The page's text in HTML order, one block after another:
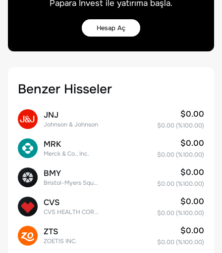
Papara Invest ile yatırıma başla.
Hesap Aç
Benzer Hisseler
JNJ
Johnson & Johnson
$0.00
$0.00 (%100.00)
MRK
Merck & Co., Inc.
$0.00
$0.00 (%100.00)
BMY
Bristol-Myers Squibb Co.
$0.00
$0.00 (%100.00)
CVS
CVS HEALTH CORPORATION
$0.00
$0.00 (%100.00)
ZTS
ZOETIS INC.
$0.00
$0.00 (%100.00)